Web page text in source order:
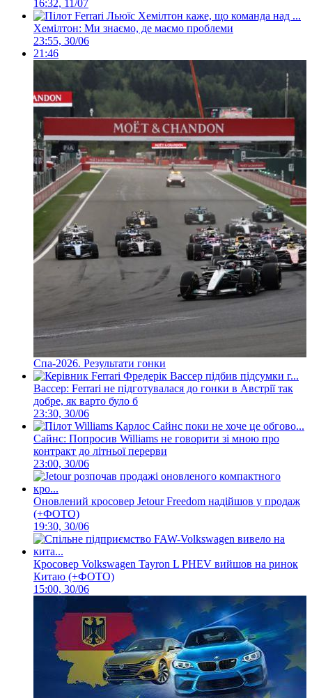
16:32, 11/07
Хемілтон: Ми знаємо, де маємо проблеми
23:55, 30/06
21:46
Спа-2026. Результати гонки
Вассер: Ferrari не підготувалася до гонки в Австрії так
добре, як варто було б
23:30, 30/06
Сайнс: Попросив Williams не говорити зі мною про
контракт до літньої перерви
23:00, 30/06
Оновлений кросовер Jetour Freedom надійшов у продаж
(+ФОТО)
19:30, 30/06
Кросовер Volkswagen Tayron L PHEV вийшов на ринок
Китаю (+ФОТО)
15:00, 30/06